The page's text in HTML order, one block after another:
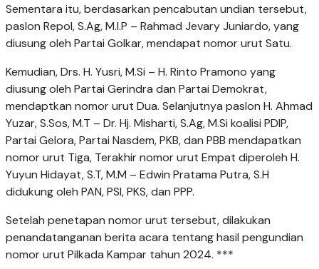
Sementara itu, berdasarkan pencabutan undian tersebut,
paslon Repol, S.Ag, M.I.P – Rahmad Jevary Juniardo, yang
diusung oleh Partai Golkar, mendapat nomor urut Satu.
Kemudian, Drs. H. Yusri, M.Si – H. Rinto Pramono yang
diusung oleh Partai Gerindra dan Partai Demokrat,
mendaptkan nomor urut Dua. Selanjutnya paslon H. Ahmad
Yuzar, S.Sos, M.T – Dr. Hj. Misharti, S.Ag, M.Si koalisi PDIP,
Partai Gelora, Partai Nasdem, PKB, dan PBB mendapatkan
nomor urut Tiga, Terakhir nomor urut Empat diperoleh H.
Yuyun Hidayat, S.T, M.M – Edwin Pratama Putra, S.H
didukung oleh PAN, PSI, PKS, dan PPP.
Setelah penetapan nomor urut tersebut, dilakukan
penandatanganan berita acara tentang hasil pengundian
nomor urut Pilkada Kampar tahun 2024. ***